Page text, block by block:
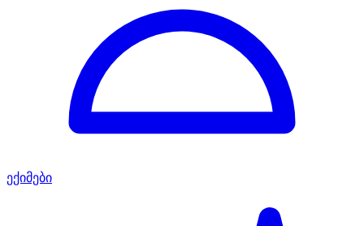
ექიმები